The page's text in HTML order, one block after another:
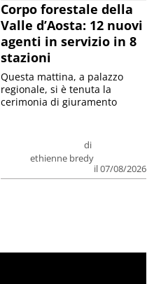
Corpo forestale della
Valle d’Aosta: 12 nuovi
agenti in servizio in 8
stazioni
di
ethienne bredy
il 07/08/2026
Questa mattina, a palazzo
regionale, si è tenuta la
cerimonia di giuramento